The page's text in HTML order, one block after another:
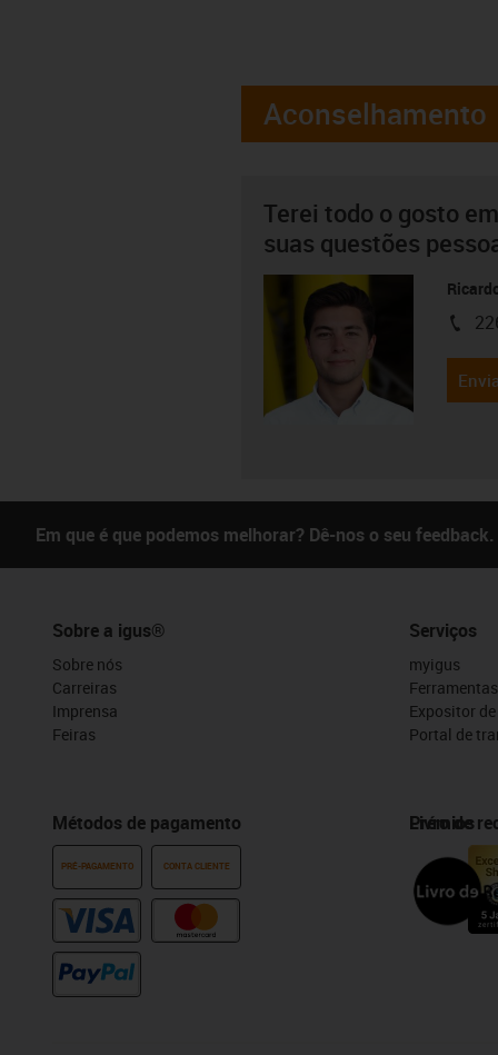
Aconselhamento
Terei todo o gosto
suas questões
igus-
Em que é que podemos melhorar? Dê-nos o seu feedback.
Sobre a igus®
Sobre nós
Carreiras
Imprensa
Feiras
Métodos de pagamento
PRÉ-PAGAMENTO CONTA CLIENTE
Serviços
myigus
Expositor
Portal de
Prémios
Livro de